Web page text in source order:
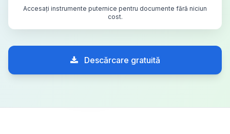
Accesați instrumente puternice pentru documente fără niciun
cost.
Descărcare gratuită